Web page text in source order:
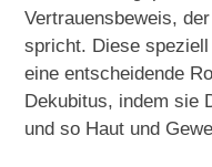
Vertrauensbeweis,
spricht. Diese
eine entscheidende
Dekubitus, indem sie
und so Haut und